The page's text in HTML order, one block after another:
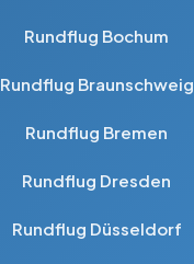
Rundflug Bochum
Rundflug Braunschweig
Rundflug Bremen
Rundflug Dresden
Rundflug Düsseldorf